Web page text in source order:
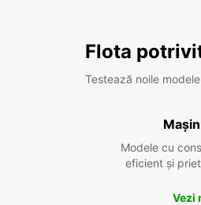
Flota
Testează noile modele
Modele cu
eficient și
Vezi